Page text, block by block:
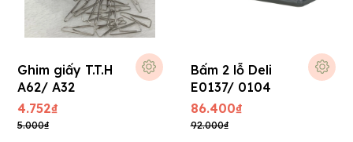
Ghim giấy T.T.H
A62/ A32
4.752₫
5.000₫
Bấm 2 lỗ Deli
E0137/ 0104
86.400₫
92.000₫